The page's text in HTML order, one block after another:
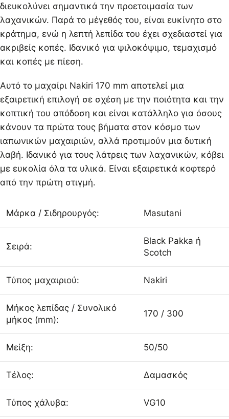
διευκολύνει σημαντικά την προετοιμασία των
λαχανικών. Παρά το μέγεθός του, είναι ευκίνητο στο
κράτημα, ενώ η λεπτή λεπίδα του έχει σχεδιαστεί για
ακριβείς κοπές. Ιδανικό για ψιλοκόψιμο, τεμαχισμό
και κοπές με πίεση.
Αυτό το μαχαίρι Nakiri 170 mm αποτελεί μια
εξαιρετική επιλογή σε σχέση με την ποιότητα και την
κοπτική του απόδοση και είναι κατάλληλο για όσους
κάνουν τα πρώτα τους βήματα στον κόσμο των
ιαπωνικών μαχαιριών, αλλά προτιμούν μια δυτική
λαβή. Ιδανικό για τους λάτρεις των λαχανικών, κόβει
με ευκολία όλα τα υλικά. Είναι εξαιρετικά κοφτερό
από την πρώτη στιγμή.
Μάρκα / Σιδηρουργός: Masutani
Σειρά:
Black Pakka ή
Scotch
Τύπος μαχαιριού: Nakiri
Μήκος λεπίδας / Συνολικό
μήκος (mm):
170 / 300
Μείξη: 50/50
Τέλος: Δαμασκός
Τύπος χάλυβα: VG10